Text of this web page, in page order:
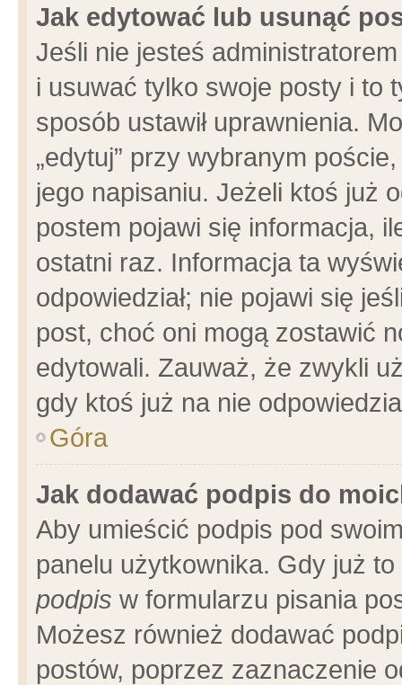
Jak edytować lub usunąć
Jeśli nie jesteś
i usuwać tylko swoje posty i to
sposób ustawił uprawnienia.
„edytuj” przy wybranym
jego napisaniu. Jeżeli ktoś już
postem pojawi się informacja,
ostatni raz. Informacja ta
odpowiedział; nie pojawi się
post, choć oni mogą zostawić
edytowali. Zauważ, że zwykli
gdy ktoś już na nie
Góra
Jak dodawać podpis do
Aby umieścić podpis pod
panelu użytkownika. Gdy już
podpis w formularzu pisania
Możesz również dodawać
postów, poprzez zaznaczenie